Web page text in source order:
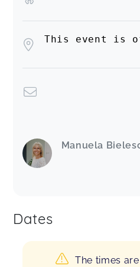
This event is
Manuela
Dates
The times